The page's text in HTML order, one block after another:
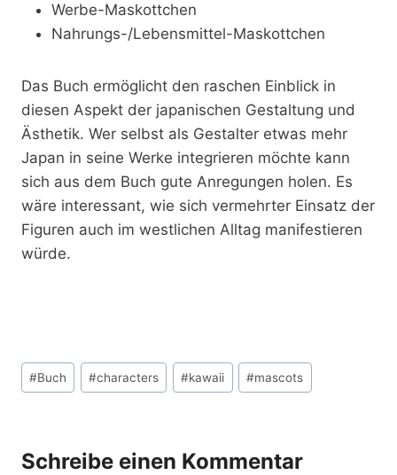
Werbe-Maskottchen
Nahrungs-/Lebensmittel-Maskottchen
Das Buch ermöglicht den raschen Einblick in
diesen Aspekt der japanischen Gestaltung und
Ästhetik. Wer selbst als Gestalter etwas mehr
Japan in seine Werke integrieren möchte kann
sich aus dem Buch gute Anregungen holen. Es
wäre interessant, wie sich vermehrter Einsatz der
Figuren auch im westlichen Alltag manifestieren
würde.
Schlagworte:
#Buch #characters #kawaii #mascots
Schreibe einen Kommentar